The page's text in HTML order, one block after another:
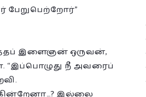
இளைஞன் ஒருவன்,
“இப்பொழுது நீ அவரைப்
இல்லை